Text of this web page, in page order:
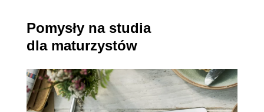
Pomysły na studia
dla maturzystów